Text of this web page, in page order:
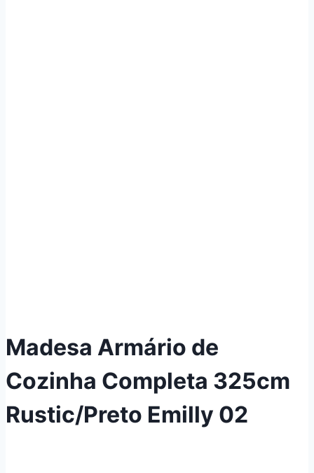
Madesa Armário de
Cozinha Completa 325cm
Rustic/Preto Emilly 02